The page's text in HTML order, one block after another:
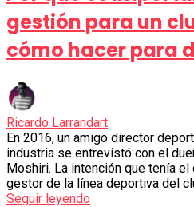
gestión para un
cómo hacer para
Ricardo Larrandart
En 2016, un amigo director
industria se entrevistó con el
Moshiri. La intención que tenía
gestor de la línea deportiva del
Seguir leyendo